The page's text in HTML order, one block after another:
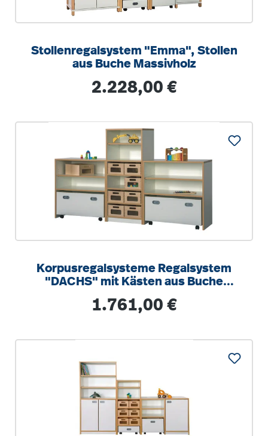
Stollenregalsystem "Emma", Stollen
aus Buche Massivholz
Regulärer Preis:
2.228,00 €
Korpusregalsysteme Regalsystem
"DACHS" mit Kästen aus Buche
Regulärer Preis:
1.761,00 €